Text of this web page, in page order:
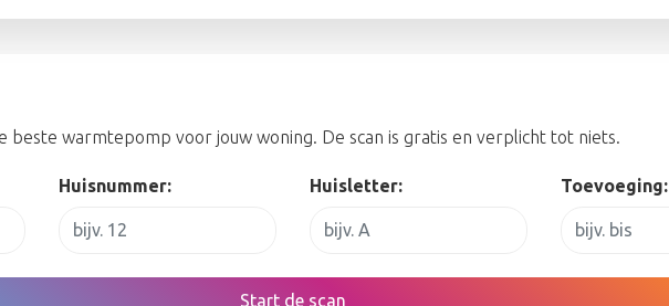
beste warmtepomp voor jouw woning. De scan is gratis en verplicht tot niets.
Huisnummer: Huisletter: Toevoeging:
Start de scan